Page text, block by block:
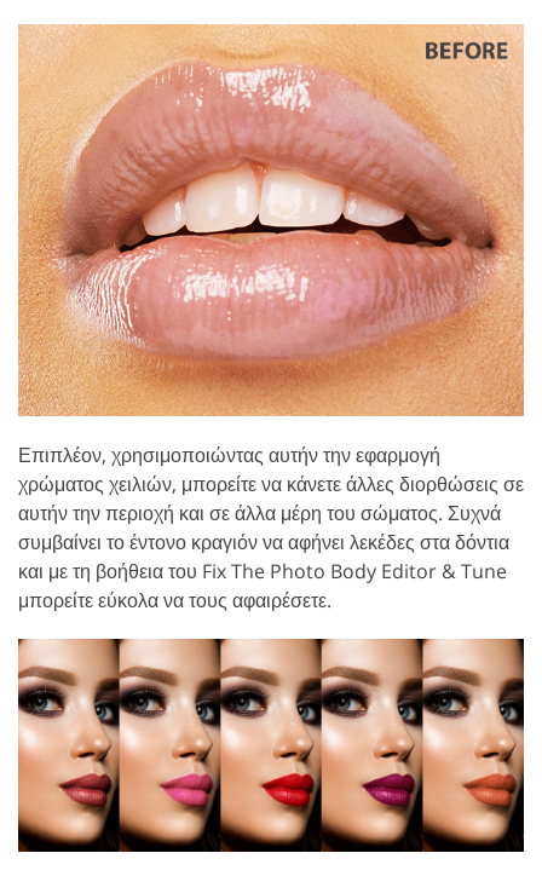
Επιπλέον, χρησιμοποιώντας αυτήν την εφαρμογή
χρώματος χειλιών, μπορείτε να κάνετε άλλες διορθώσεις σε
αυτήν την περιοχή και σε άλλα μέρη του σώματος. Συχνά
συμβαίνει το έντονο κραγιόν να αφήνει λεκέδες στα δόντια
και με τη βοήθεια του Fix The Photo Body Editor & Tune
μπορείτε εύκολα να τους αφαιρέσετε.